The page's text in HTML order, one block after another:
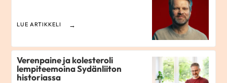
LUE ARTIKKELI
Verenpaine ja kolesteroli
lempiteemoina Sydänliiton
historiassa